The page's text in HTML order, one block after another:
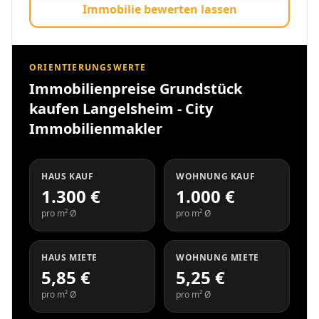
Immobilie bewerten lassen
ORIENTIERUNGSWERTE
Immobilienpreise Grundstück
kaufen Langelsheim - City
Immobilienmakler
HAUS KAUF
1.300 €
pro m² Ø
WOHNUNG KAUF
1.000 €
pro m² Ø
HAUS MIETE
5,85 €
pro m² Ø
WOHNUNG MIETE
5,25 €
pro m² Ø